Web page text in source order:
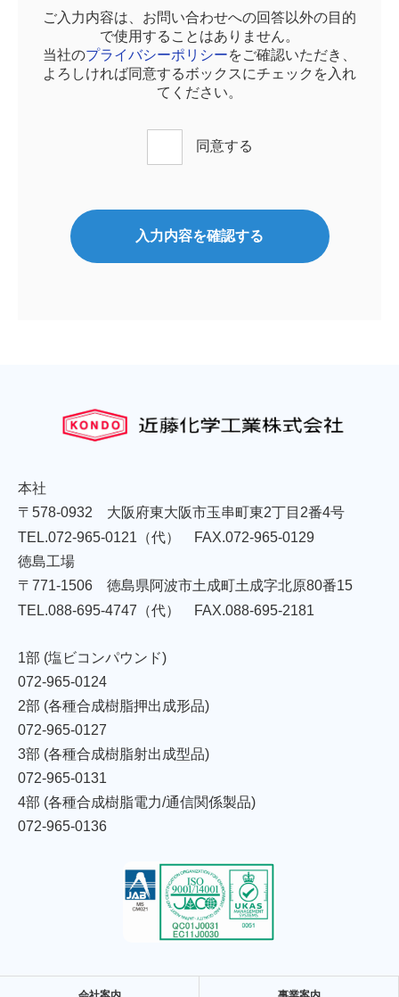
ご入力内容は、お問い合わせへの回答以外の目的
で使用することはありません。
当社のプライバシーポリシーをご確認いただき、
よろしければ同意するボックスにチェックを入れ
てください。
同意する
本社
〒578-0932 大阪府東大阪市玉串町東2丁目2番4号
TEL.072-965-0121 （代）
FAX.072-965-0129
徳島工場
〒771-1506 徳島県阿波市土成町土成字北原80番15
TEL.088-695-4747 （代） FAX.088-695-2181
1部 (塩ビコンパウンド)
072-965-0124
2部 (各種合成樹脂押出成形品)
072-965-0127
3部 (各種合成樹脂射出成型品)
072-965-0131
4部 (各種合成樹脂電力/通信関係製品)
072-965-0136